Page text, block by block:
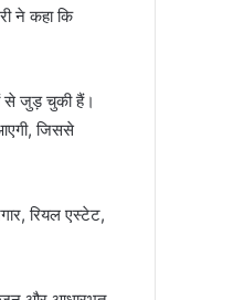
ने कहा कि
से जुड़ चुकी हैं।
जिससे
रियल एस्टेट,